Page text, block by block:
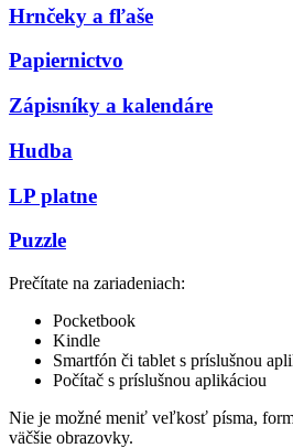
Hrnčeky a fľaše
Papiernictvo
Zápisníky a kalendáre
Hudba
LP platne
Puzzle
Prečítate na zariadeniach:
Pocketbook
Kindle
Smartfón či tablet s príslušnou
Počítač s príslušnou aplikáciou
Nie je možné meniť veľkosť písma,
väčšie obrazovky.